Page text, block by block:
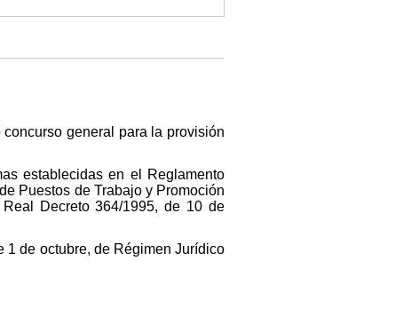
general para la provisión
establecidas en el Reglamento
Puestos de Trabajo y Promoción
Decreto 364/1995, de 10 de
1 de octubre, de Régimen Jurídico